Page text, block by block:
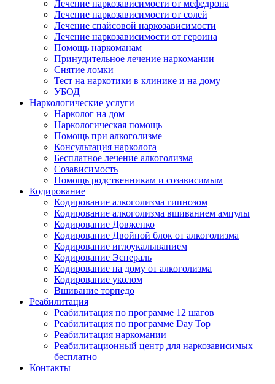
Лечение наркозависимости от мефедрона
Лечение наркозависимости от солей
Лечение спайсовой наркозависимости
Лечение наркозависимости от героина
Помощь наркоманам
Принудительное лечение наркомании
Снятие ломки
Тест на наркотики в клинике и на дому
УБОД
Наркологические услуги
Нарколог на дом
Наркологическая помощь
Помощь при алкоголизме
Консультация нарколога
Бесплатное лечение алкоголизма
Созависимость
Помощь родственникам и созависимым
Кодирование
Кодирование алкоголизма гипнозом
Кодирование алкоголизма вшиванием ампулы
Кодирование Довженко
Кодирование Двойной блок от алкоголизма
Кодирование иглоукалыванием
Кодирование Эспераль
Кодирование на дому от алкоголизма
Кодирование уколом
Вшивание торпедо
Реабилитация
Реабилитация по программе 12 шагов
Реабилитация по программе Day Top
Реабилитация наркомании
Реабилитационный центр для наркозависимых
бесплатно
Контакты